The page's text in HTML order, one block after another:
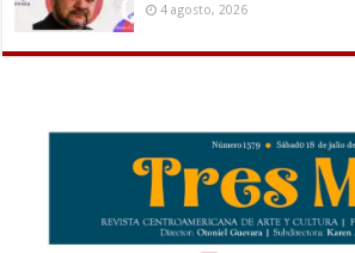
4 agosto, 2026